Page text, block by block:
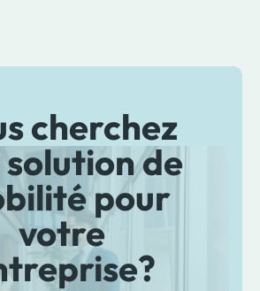
cherchez
solution de
pour
votre